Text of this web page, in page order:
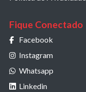
Fique Conectado
Facebook
Instagram
Whatsapp
Linkedin